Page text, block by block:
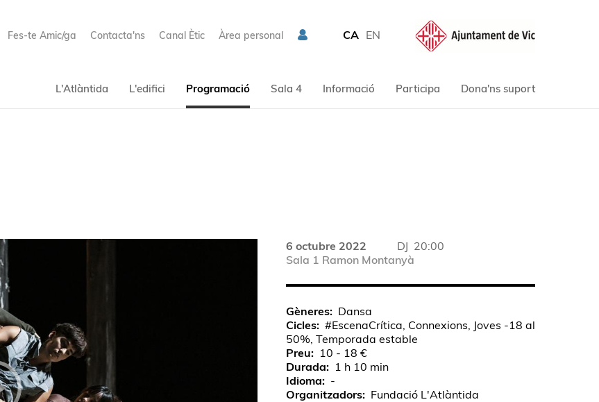
Fes-te Amic/ga Contacta'ns Canal Ètic Àrea personal CA EN
L'Atlàntida L'edifici Programació Sala 4 Informació Participa Dona'ns suport
6 octubre 2022 DJ 20:00
Sala 1 Ramon Montanyà
Gèneres
Dansa
Cicles
#EscenaCrítica, Connexions, Joves -18 al
50%, Temporada estable
Preu
10 - 18 €
Durada
1 h 10 min
Idioma
-
Organitzadors
Fundació L'Atlàntida